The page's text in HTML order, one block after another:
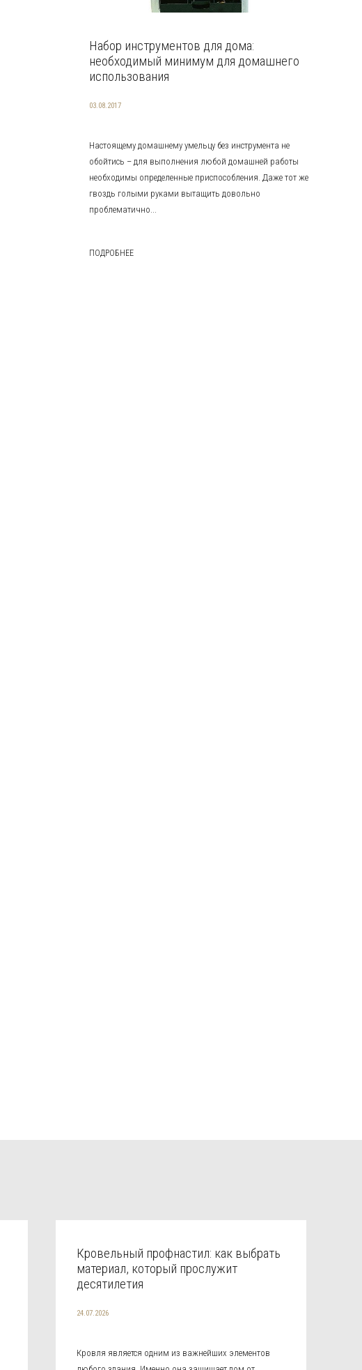
Набор инструментов для дома:
необходимый минимум для домашнего
использования
03.08.2017
Настоящему домашнему умельцу без инструмента не
обойтись – для выполнения любой домашней работы
необходимы определенные приспособления. Даже тот же
гвоздь голыми руками вытащить довольно
проблематично...
ПОДРОБНЕЕ
Кровельный профнастил: как выбрать
материал, который прослужит
десятилетия
24.07.2026
Кровля является одним из важнейших элементов